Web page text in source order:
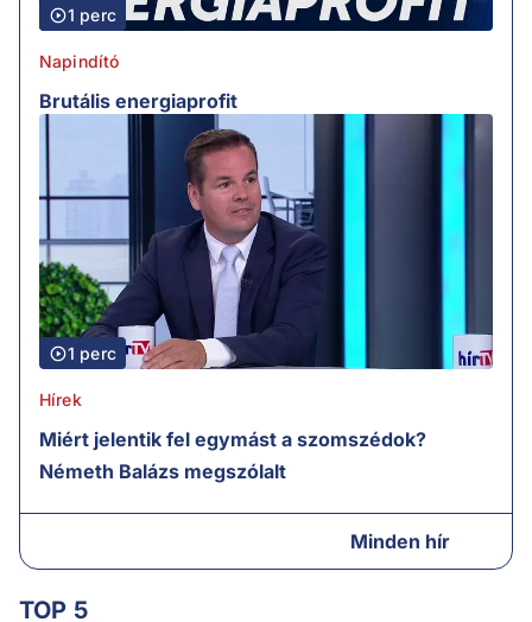
1 perc
Napindító
Brutális energiaprofit
1 perc
Hírek
Miért jelentik fel egymást a szomszédok?
Németh Balázs megszólalt
Minden hír
TOP 5